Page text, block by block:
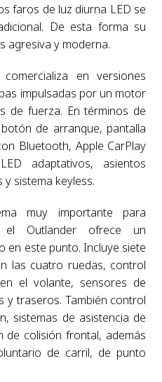
faros de luz diurna LED se
De esta forma su
agresiva y moderna.
en versiones
impulsadas por un motor
de fuerza. En términos de
de arranque, pantalla
Bluetooth, Apple CarPlay
adaptativos, asientos
sistema keyless.
muy importante para
Outlander ofrece un
en este punto. Incluye siete
las cuatro ruedas, control
el volante, sensores de
y traseros. También control
sistemas de asistencia de
de colisión frontal, además
de carril, de punto